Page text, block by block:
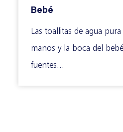
Bebé
Las toallitas de agua
manos y la boca del
fuentes...